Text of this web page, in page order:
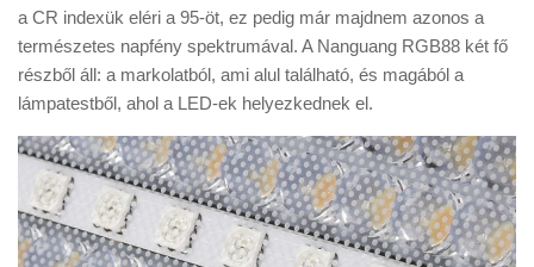
a CR indexük eléri a 95-öt, ez pedig már majdnem azonos a
természetes napfény spektrumával. A Nanguang RGB88 két fő
részből áll: a markolatból, ami alul található, és magából a
lámpatestből, ahol a LED-ek helyezkednek el.